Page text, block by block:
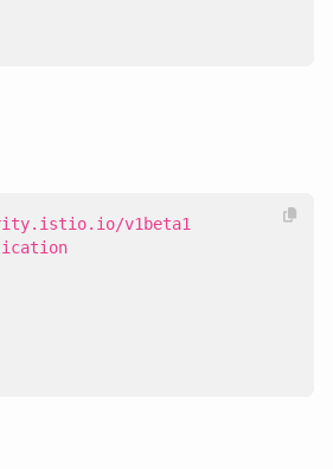
v1beta1